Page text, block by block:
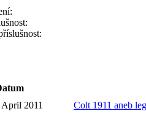
April 2011
Colt 1911 aneb